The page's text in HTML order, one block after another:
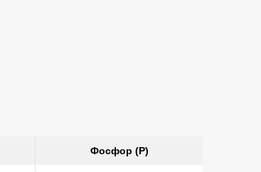
Фосфор (P)